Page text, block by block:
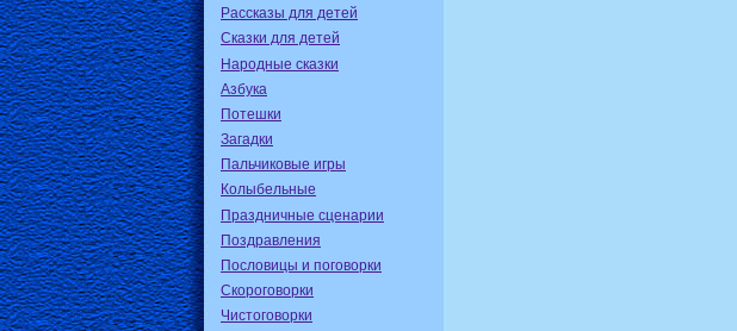
Рассказы для детей
Сказки для детей
Народные сказки
Азбука
Потешки
Загадки
Пальчиковые игры
Колыбельные
Праздничные сценарии
Поздравления
Пословицы и поговорки
Скороговорки
Чистоговорки